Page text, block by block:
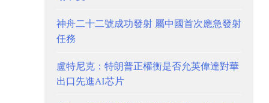
神舟二十二號成功發射 屬中國首次應急發射
任務
盧特尼克：特朗普正權衡是否允英偉達對華
出口先進AI芯片